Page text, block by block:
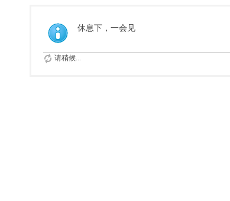
休息下，一会见
请稍候...